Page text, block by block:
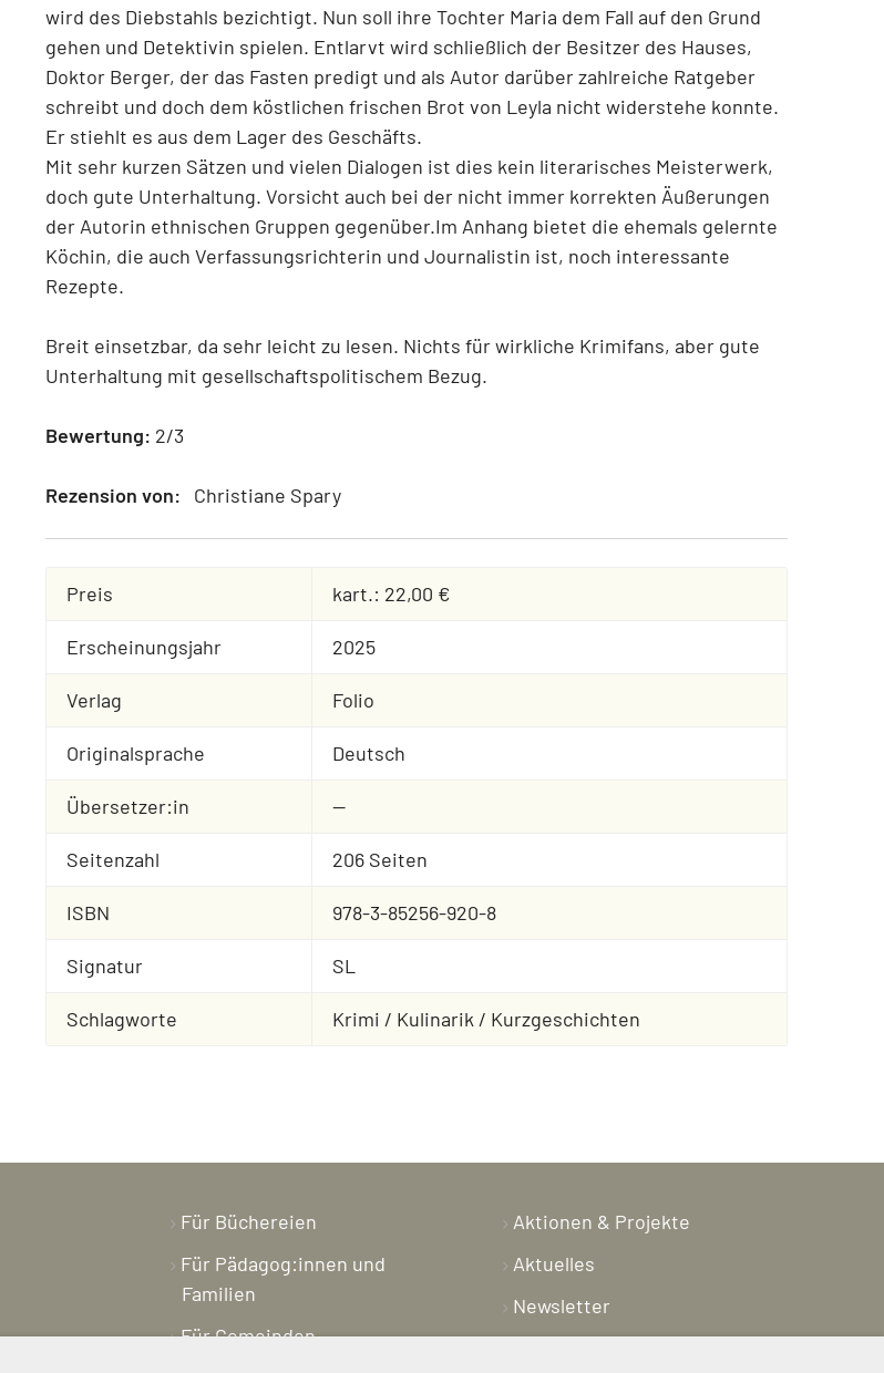
wird des Diebstahls bezichtigt. Nun soll ihre Tochter Maria dem Fall auf den Grund
gehen und Detektivin spielen. Entlarvt wird schließlich der Besitzer des Hauses,
Doktor Berger, der das Fasten predigt und als Autor darüber zahlreiche Ratgeber
schreibt und doch dem köstlichen frischen Brot von Leyla nicht widerstehe konnte.
Er stiehlt es aus dem Lager des Geschäfts.
Mit sehr kurzen Sätzen und vielen Dialogen ist dies kein literarisches Meisterwerk,
doch gute Unterhaltung. Vorsicht auch bei der nicht immer korrekten Äußerungen
der Autorin ethnischen Gruppen gegenüber.Im Anhang bietet die ehemals gelernte
Köchin, die auch Verfassungsrichterin und Journalistin ist, noch interessante
Rezepte.
Breit einsetzbar, da sehr leicht zu lesen. Nichts für wirkliche Krimifans, aber gute
Unterhaltung mit gesellschaftspolitischem Bezug.
Bewertung: 2/3
Rezension von: Christiane Spary
Preis kart.: 22,00 €
Erscheinungsjahr 2025
Verlag Folio
Originalsprache Deutsch
Übersetzer:in --
Seitenzahl 206 Seiten
ISBN 978-3-85256-920-8
Signatur SL
Schlagworte Krimi / Kulinarik / Kurzgeschichten
Für Büchereien
Für Pädagog:innen und
Familien
Für Gemeinden
Aktionen & Projekte
Aktuelles
Newsletter